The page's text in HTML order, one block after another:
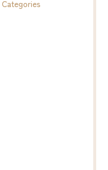
Categories